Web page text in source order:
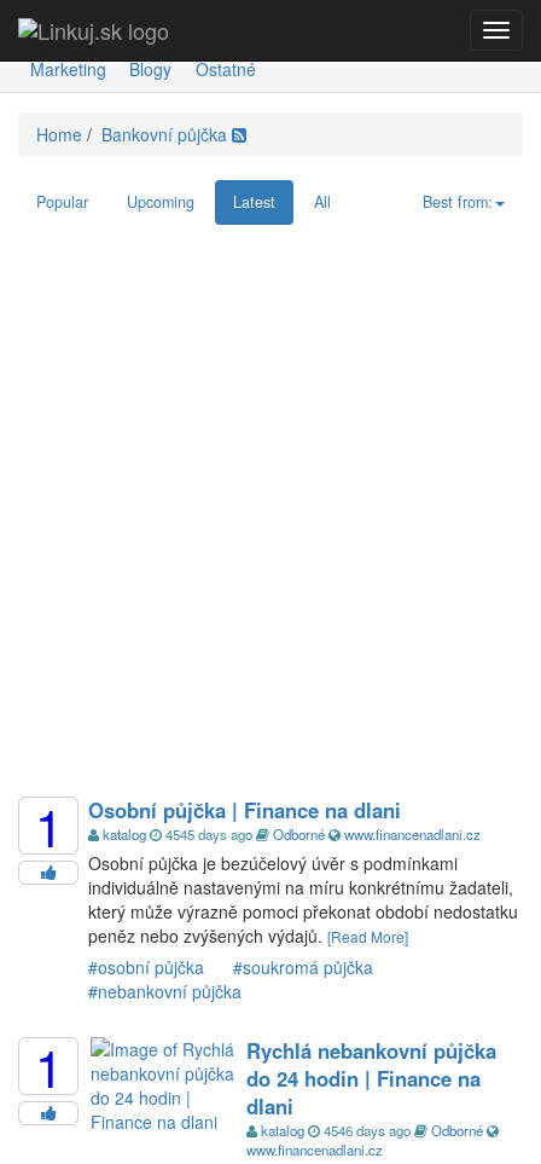
Spravodajstvo Ekonomika
Technológie
Marketing
Blogy Ostatné
Home / Bankovní půjčka
Popular Upcoming Latest All Best from:
1 Osobní půjčka | Finance na dlani
katalog 4545 days ago Odborné www.financenadlani.cz
Osobní půjčka je bezúčelový úvěr s podmínkami
individuálně nastavenými na míru konkrétnímu žadateli,
který může výrazně pomoci překonat období nedostatku
peněz nebo zvýšených výdajů. [Read More]
#osobní půjčka
#soukromá půjčka
#nebankovní půjčka
1
Rychlá nebankovní půjčka
do 24 hodin | Finance na
dlani
katalog 4546 days ago
Odborné
www.financenadlani.cz